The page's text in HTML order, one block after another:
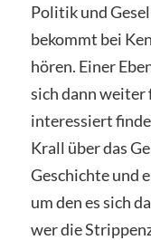
Politik und
bekommt bei
hören. Einer
sich dann
interessiert
Krall über das
Geschichte und
um den es sich
wer die